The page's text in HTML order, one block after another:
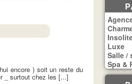
encore ) soit un reste du
_ surtout chez les [...]
Luxe
Salle /
Spa &